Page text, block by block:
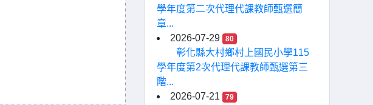
學年度第二次代理代課教師甄選簡
章...
2026-07-29
80
彰化縣大村鄉村上國民小學115
學年度第2次代理代課教師甄選第三
階...
2026-07-21
79